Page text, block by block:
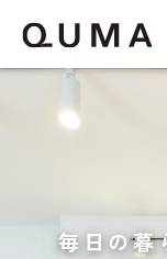
毎日の暮